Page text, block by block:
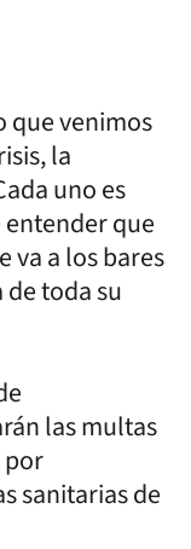
que venimos
la
uno es
entender que
va a los bares
toda su
las multas
por
sanitarias de